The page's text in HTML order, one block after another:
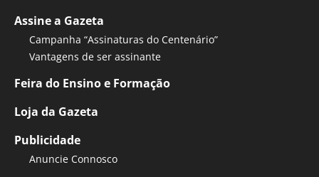
Assine a Gazeta
Campanha “Assinaturas do Centenário”
Vantagens de ser assinante
Feira do Ensino e Formação
Loja da Gazeta
Publicidade
Anuncie Connosco